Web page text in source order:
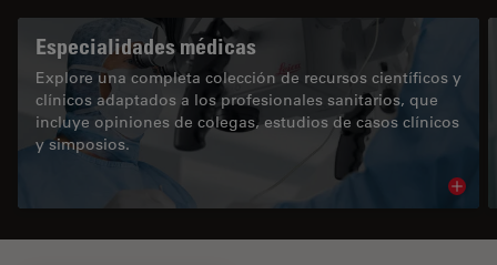
Especialidades médicas
Explore una completa colección de recursos científicos y
clínicos adaptados a los profesionales sanitarios, que
incluye opiniones de colegas, estudios de casos clínicos
y simposios.